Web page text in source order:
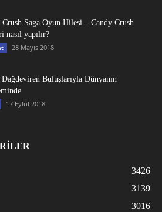
Crush Saga Oyun Hilesi – Candy Crush
nasıl yapılır?
28 Mayıs 2018
Dağdeviren Buluşlarıyla Dünyanın
17 Eylül 2018
3426
3139
3016